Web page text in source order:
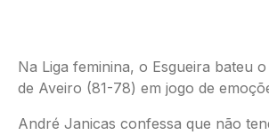
Na Liga feminina, o Esgueira bateu
de Aveiro (81-78) em jogo de
André Janicas confessa que não